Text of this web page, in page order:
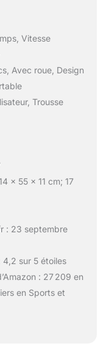
Vitesse
Avec roue, Design
Trousse
x 55 x 11 cm; 17
: 23 septembre
4,2 sur 5 étoiles
: 27 209 en
en Sports et